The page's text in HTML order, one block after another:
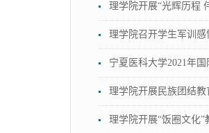
理学院开展“光辉历程
理学院召开学生军训
宁夏医科大学2021年
理学院开展民族团结
理学院开展“饭圈文化”